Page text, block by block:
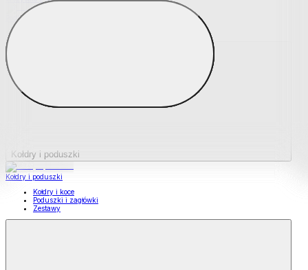
Podkładki na materace
Materace nawierzchniowe
Kołdry i poduszki
Kołdry i poduszki
Kołdry i koce
Poduszki i zagłówki
Zestawy